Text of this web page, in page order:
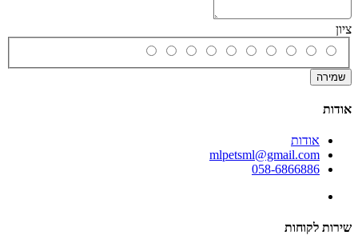
ציון
שמירה
אודות
אודות
mlpetsml@gmail.com
058-6866886
שירות לקוחות